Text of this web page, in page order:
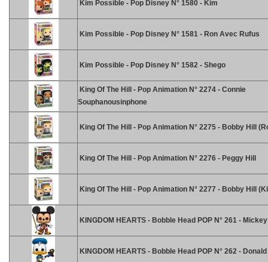
Kim Possible - Pop Disney N° 1580 - Kim
Kim Possible - Pop Disney N° 1581 - Ron Avec Rufus
Kim Possible - Pop Disney N° 1582 - Shego
King Of The Hill - Pop Animation N° 2274 - Connie
Souphanousinphone
King Of The Hill - Pop Animation N° 2275 - Bobby Hill
King Of The Hill - Pop Animation N° 2276 - Peggy Hill
King Of The Hill - Pop Animation N° 2277 - Bobby Hill
KINGDOM HEARTS - Bobble Head POP N° 261 - Mickey
KINGDOM HEARTS - Bobble Head POP N° 262 - Donald